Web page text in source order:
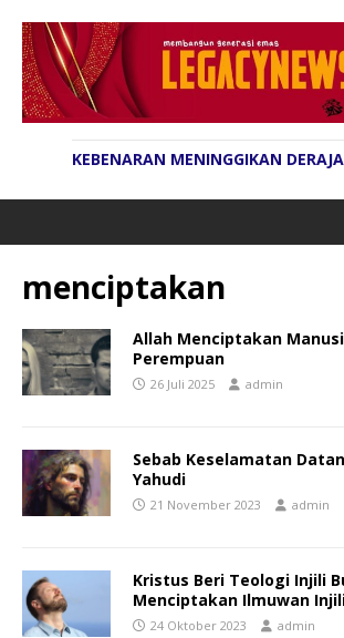
KEBENARAN MENINGGIKAN
menciptakan
Allah Menciptakan
Perempuan
26 Juli 2025 admin
Sebab Keselamatan
Yahudi
21 November 2023 admin
Kristus Beri Teologi Injili
Menciptakan Ilmuwan
24 Oktober 2023 admin